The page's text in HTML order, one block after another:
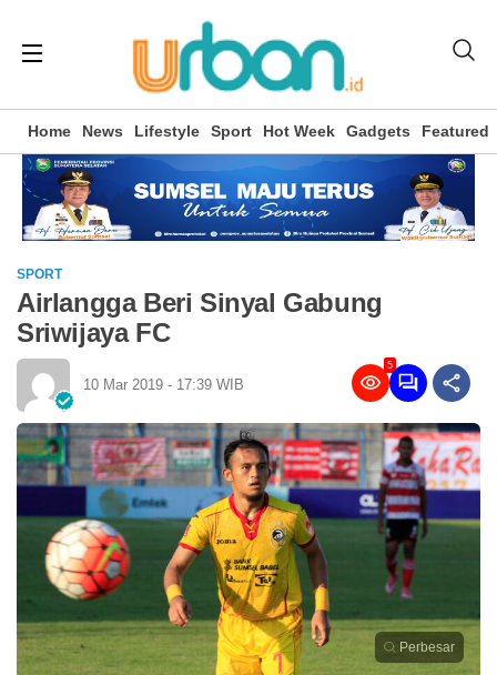
Home News Lifestyle Sport Hot Week Gadgets Featured
SPORT
Airlangga Beri Sinyal Gabung
Sriwijaya FC
10 Mar 2019 - 17:39 WIB
5
Perbesar